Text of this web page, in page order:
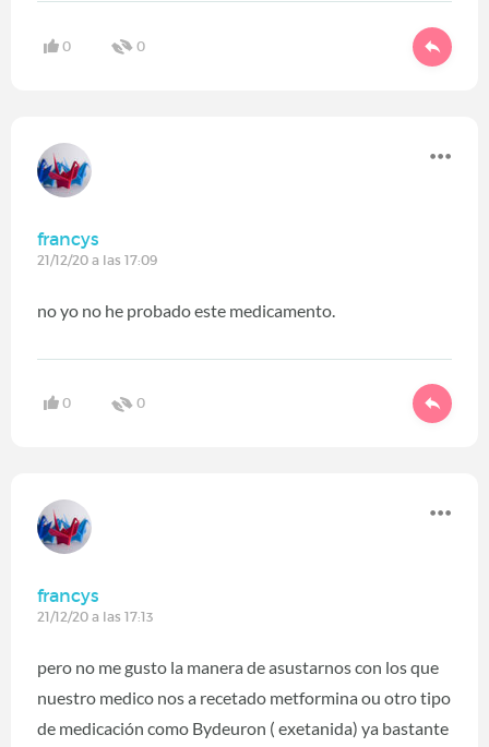
0 0
francys
21/12/20 a las 17:09
no yo no he probado este medicamento.
0 0
francys
21/12/20 a las 17:13
pero no me gusto la manera de asustarnos con los que
nuestro medico nos a recetado metformina ou otro tipo
de medicación como Bydeuron ( exetanida) ya bastante